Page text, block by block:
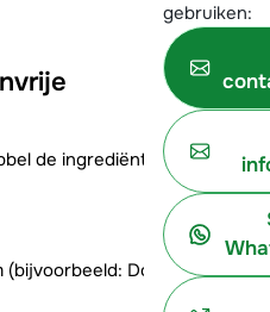
gebruiken:
de ingrediënten voor
Doves Farm